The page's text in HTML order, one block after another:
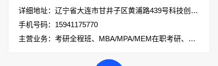
详细地址：辽宁省大连市甘井子区黄浦路439号科技创业大厦2楼社科赛斯考研
手机号码：15941175770
主营业务：考研全程班、MBA/MPA/MEM在职考研、会计专硕、考研集训营